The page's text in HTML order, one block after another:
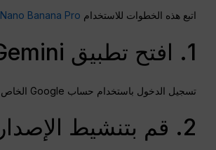
اتبع هذه الخطوات للاستخدام Nano Banana Pro مجانًا
1. افتح تطبيق Gemini
تسجيل الدخول باستخدام حساب Google الخاص بك.
2. قم بتنشيط الإصدار